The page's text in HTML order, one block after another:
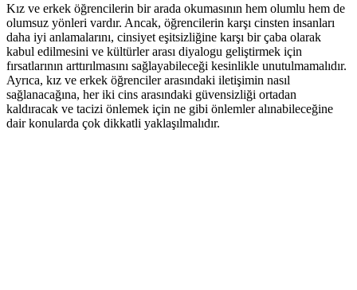
Kız ve erkek öğrencilerin bir arada okumasının hem olumlu hem de
olumsuz yönleri vardır. Ancak, öğrencilerin karşı cinsten insanları
daha iyi anlamalarını, cinsiyet eşitsizliğine karşı bir çaba olarak
kabul edilmesini ve kültürler arası diyalogu geliştirmek için
fırsatlarının arttırılmasını sağlayabileceği kesinlikle unutulmamalıdır.
Ayrıca, kız ve erkek öğrenciler arasındaki iletişimin nasıl
sağlanacağına, her iki cins arasındaki güvensizliği ortadan
kaldıracak ve tacizi önlemek için ne gibi önlemler alınabileceğine
dair konularda çok dikkatli yaklaşılmalıdır.